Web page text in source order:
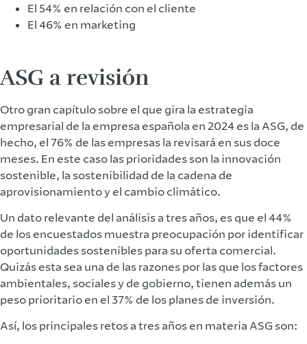
El 54% en relación con el cliente
El 46% en marketing
ASG a revisión
Otro gran capítulo sobre el que gira la estrategia
empresarial de la empresa española en 2024 es la ASG, de
hecho, el 76% de las empresas la revisará en sus doce
meses. En este caso las prioridades son la innovación
sostenible, la sostenibilidad de la cadena de
aprovisionamiento y el cambio climático.
Un dato relevante del análisis a tres años, es que el 44%
de los encuestados muestra preocupación por identificar
oportunidades sostenibles para su oferta comercial.
Quizás esta sea una de las razones por las que los factores
ambientales, sociales y de gobierno, tienen además un
peso prioritario en el 37% de los planes de inversión.
Así, los principales retos a tres años en materia ASG son: